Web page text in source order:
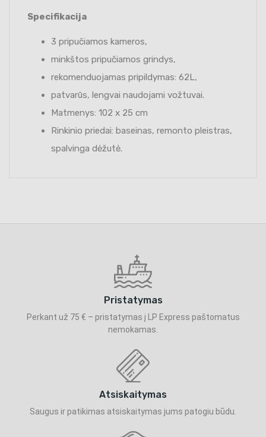
Specifikacija
3 pripučiamos kameros,
minkštos pripučiamos grindys,
rekomenduojamas pripildymas: 62L,
patvarūs, lengvai naudojami vožtuvai.
Matmenys: 102 x 25 cm
Rinkinio priedai: baseinas, remonto pleistras,
spalvinga dėžutė.
Pristatymas
Perkant už 75 € – pristatymas į LP Express paštomatus
nemokamas.
Atsiskaitymas
Saugus ir patikimas atsiskaitymas jums patogiu būdu.